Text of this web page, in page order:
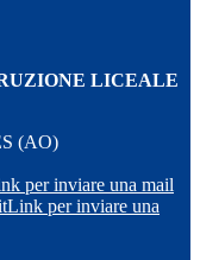
LICEALE
(AO)
per inviare una mail
Link per inviare una